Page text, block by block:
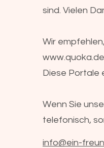
sind. Vielen
Wir
www.quoka.de
Diese Portale
Wenn Sie
telefonisch,
info@ein-